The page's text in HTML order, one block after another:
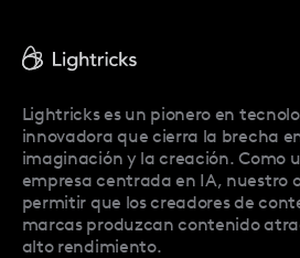
Facetune Reviews
Lightricks es un pionero en
innovadora que cierra la brecha
imaginación y la creación. Como
empresa centrada en IA, nuestro
permitir que los creadores de
marcas produzcan contenido
alto rendimiento.